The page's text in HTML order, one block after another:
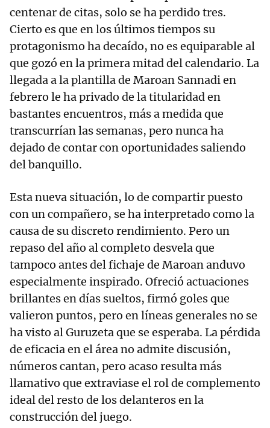
centenar de citas, solo se ha perdido tres.
Cierto es que en los últimos tiempos su
protagonismo ha decaído, no es equiparable al
que gozó en la primera mitad del calendario. La
llegada a la plantilla de Maroan Sannadi en
febrero le ha privado de la titularidad en
bastantes encuentros, más a medida que
transcurrían las semanas, pero nunca ha
dejado de contar con oportunidades saliendo
del banquillo.
Esta nueva situación, lo de compartir puesto
con un compañero, se ha interpretado como la
causa de su discreto rendimiento. Pero un
repaso del año al completo desvela que
tampoco antes del fichaje de Maroan anduvo
especialmente inspirado. Ofreció actuaciones
brillantes en días sueltos, firmó goles que
valieron puntos, pero en líneas generales no se
ha visto al Guruzeta que se esperaba. La pérdida
de eficacia en el área no admite discusión,
números cantan, pero acaso resulta más
llamativo que extraviase el rol de complemento
ideal del resto de los delanteros en la
construcción del juego.